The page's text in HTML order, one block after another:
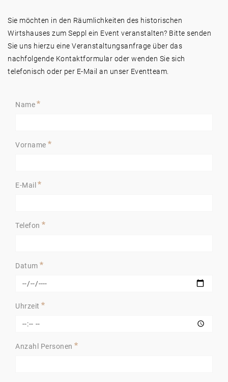
Sie möchten in den Räumlichkeiten des historischen
Wirtshauses zum Seppl ein Event veranstalten? Bitte senden
Sie uns hierzu eine Veranstaltungsanfrage über das
nachfolgende Kontaktformular oder wenden Sie sich
telefonisch oder per E-Mail an unser Eventteam.
Name
Vorname
E-Mail
Telefon
Datum
Uhrzeit
Anzahl Personen